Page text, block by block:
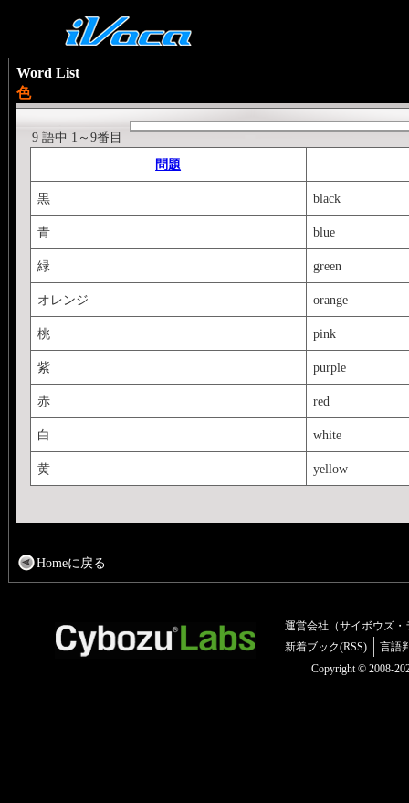
Word List
色
9 語中 1～9番目
問題
黒 black
青 blue
緑 green
オレンジ orange
桃 pink
紫 purple
赤 red
白 white
黄 yellow
Homeに戻る
運営会社（サイボウズ・
新着ブック(RSS)
言語
Copyright © 2008-